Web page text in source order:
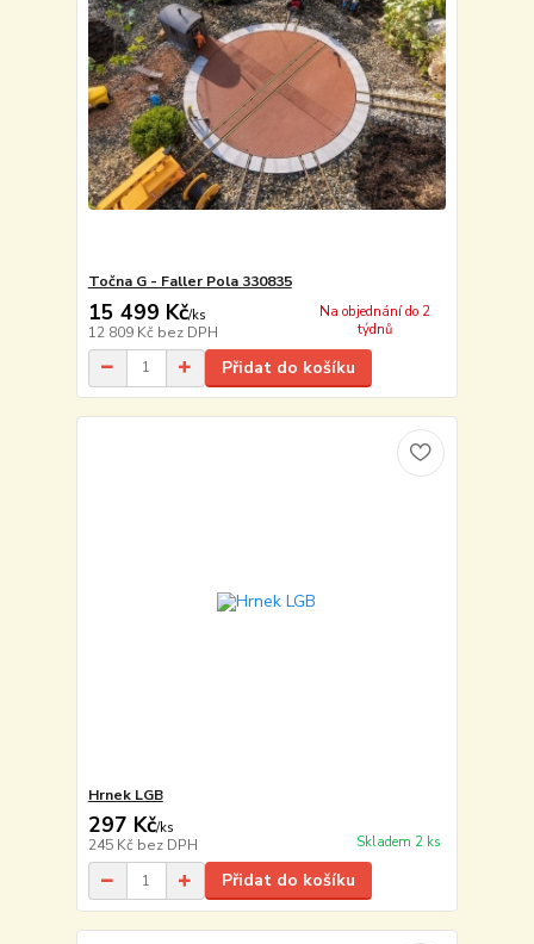
Točna G - Faller Pola 330835
15 499 Kč/ks
12 809 Kč bez DPH
Na objednání do 2
týdnů
Přidat do košíku
Hrnek LGB
297 Kč/ks
245 Kč bez DPH Skladem 2 ks
Přidat do košíku